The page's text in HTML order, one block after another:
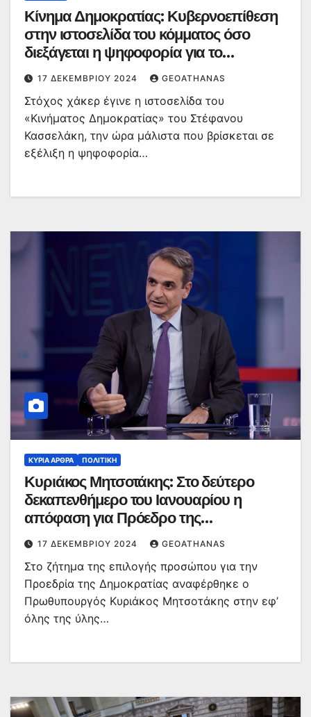
Κίνημα Δημοκρατίας: Κυβερνοεπίθεση
στην ιστοσελίδα του κόμματος όσο
διεξάγεται η ψηφοφορία για το
λογότυπο
17 ΔΕΚΕΜΒΡΊΟΥ 2024 GEOATHANAS
Στόχος χάκερ έγινε η ιστοσελίδα του
«Κινήματος Δημοκρατίας» του Στέφανου
Κασσελάκη, την ώρα μάλιστα που βρίσκεται σε
εξέλιξη η ψηφοφορία…
ΚΥΡΙΑ ΑΡΘΡΑ ΠΟΛΙΤΙΚΉ
Κυριάκος Μητσοτάκης: Στο δεύτερο
δεκαπενθήμερο του Ιανουαρίου η
απόφαση για Πρόεδρο της
Δημοκρατίας
17 ΔΕΚΕΜΒΡΊΟΥ 2024 GEOATHANAS
Στο ζήτημα της επιλογής προσώπου για την
Προεδρία της Δημοκρατίας αναφέρθηκε ο
Πρωθυπουργός Κυριάκος Μητσοτάκης στην εφ’
όλης της ύλης…